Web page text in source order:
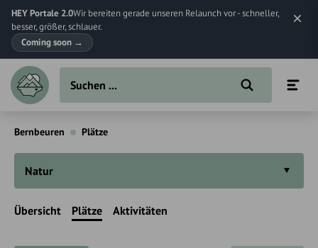
HEY Portale 2.0Wir bereiten gerade unseren Relaunch vor - schneller,
besser, größer, schlauer.
Coming soon →
Bernbeuren Plätze
Natur
Übersicht Plätze Aktivitäten